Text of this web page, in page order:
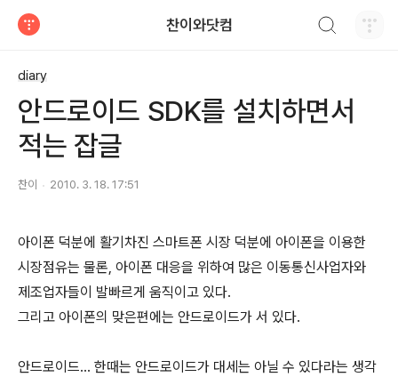
찬이와닷컴
diary
안드로이드 SDK를 설치하면서
적는 잡글
찬이 2010. 3. 18. 17:51
아이폰 덕분에 활기차진 스마트폰 시장 덕분에 아이폰을 이용한
시장점유는 물론, 아이폰 대응을 위하여 많은 이동통신사업자와
제조업자들이 발빠르게 움직이고 있다.
그리고 아이폰의 맞은편에는 안드로이드가 서 있다.
안드로이드... 한때는 안드로이드가 대세는 아닐 수 있다라는 생각